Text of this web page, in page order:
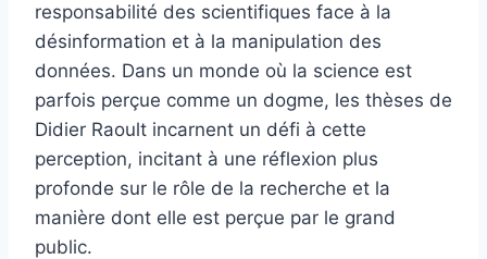
responsabilité des scientifiques face à la
désinformation et à la manipulation des
données. Dans un monde où la science est
parfois perçue comme un dogme, les thèses de
Didier Raoult incarnent un défi à cette
perception, incitant à une réflexion plus
profonde sur le rôle de la recherche et la
manière dont elle est perçue par le grand
public.